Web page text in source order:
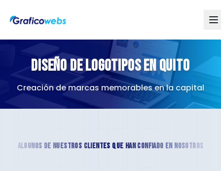
Diseño de Logotipos en Quito
Creación de marcas memorables en la capital
ALGUNOS DE NUESTROS CLIENTES QUE HAN CONFIADO EN NOSOTROS